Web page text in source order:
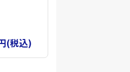
(税込)